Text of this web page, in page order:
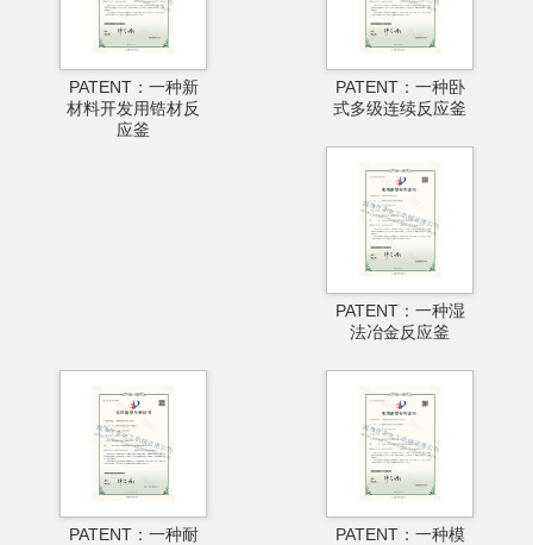
PATENT：一种新
材料开发用锆材反
应釜
PATENT：一种卧
式多级连续反应釜
PATENT：一种湿
法冶金反应釜
PATENT：一种耐
PATENT：一种模